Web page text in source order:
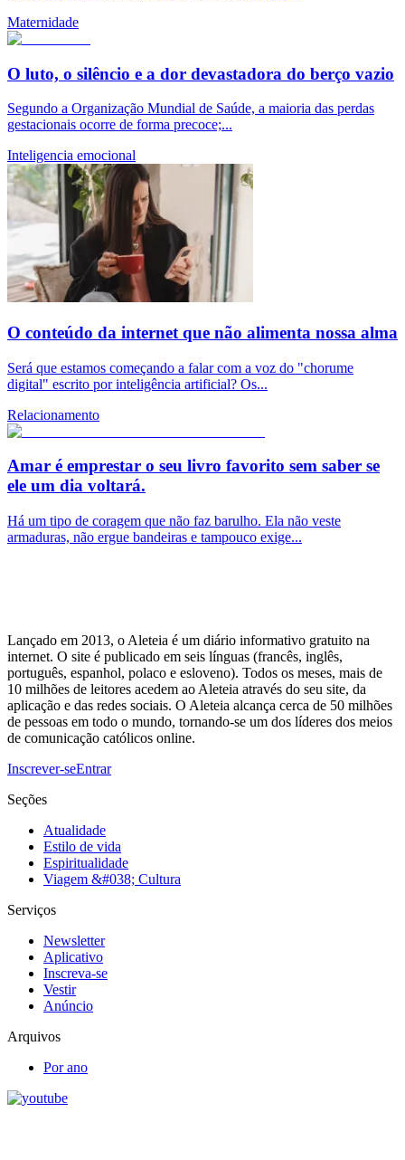
Maternidade
O luto, o silêncio e a dor devastadora do berço vazio
Segundo a Organização Mundial de Saúde, a maioria das perdas
gestacionais ocorre de forma precoce;...
Inteligencia emocional
O conteúdo da internet que não alimenta nossa alma
Será que estamos começando a falar com a voz do "chorume
digital" escrito por inteligência artificial? Os...
Relacionamento
Amar é emprestar o seu livro favorito sem saber se
ele um dia voltará.
Há um tipo de coragem que não faz barulho. Ela não veste
armaduras, não ergue bandeiras e tampouco exige...
Lançado em 2013, o Aleteia é um diário informativo gratuito na
internet. O site é publicado em seis línguas (francês, inglês,
português, espanhol, polaco e esloveno). Todos os meses, mais de
10 milhões de leitores acedem ao Aleteia através do seu site, da
aplicação e das redes sociais. O Aleteia alcança cerca de 50 milhões
de pessoas em todo o mundo, tornando-se um dos líderes dos meios
de comunicação católicos online.
Inscrever-seEntrar
Seções
Atualidade
Estilo de vida
Espiritualidade
Viagem &#038; Cultura
Serviços
Newsletter
Aplicativo
Inscreva-se
Vestir
Anúncio
Arquivos
Por ano